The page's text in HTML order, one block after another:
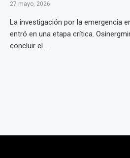
27 mayo, 2026
La investigación por la emergencia
entró en una etapa crítica.
concluir el ...